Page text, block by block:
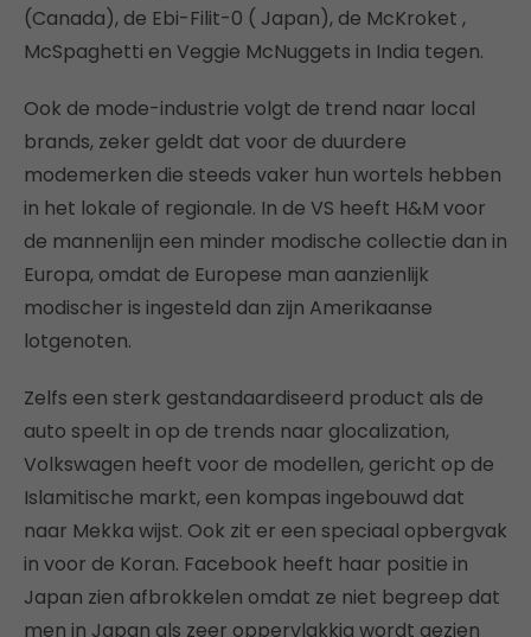
(Canada), de Ebi-Filit-0 ( Japan), de McKroket ,
McSpaghetti en Veggie McNuggets in India tegen.
Ook de mode-industrie volgt de trend naar local
brands, zeker geldt dat voor de duurdere
modemerken die steeds vaker hun wortels hebben
in het lokale of regionale. In de VS heeft H&M voor
de mannenlijn een minder modische collectie dan in
Europa, omdat de Europese man aanzienlijk
modischer is ingesteld dan zijn Amerikaanse
lotgenoten.
Zelfs een sterk gestandaardiseerd product als de
auto speelt in op de trends naar glocalization,
Volkswagen heeft voor de modellen, gericht op de
Islamitische markt, een kompas ingebouwd dat
naar Mekka wijst. Ook zit er een speciaal opbergvak
in voor de Koran. Facebook heeft haar positie in
Japan zien afbrokkelen omdat ze niet begreep dat
men in Japan als zeer oppervlakkig wordt gezien